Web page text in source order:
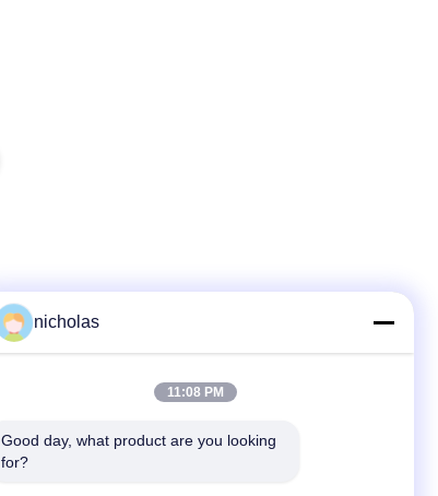
Schnelle Kontaktaufnahme
Telefon
nicholas
11:08 PM
Good day, what product are you looking
for?